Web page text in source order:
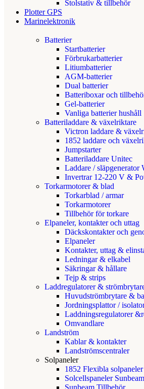
Stolstativ & tillbehör
Plotter GPS
Marinelektronik
Batterier
Startbatterier
Förbrukarbatterier
Litiumbatterier
AGM-batterier
Dual batterier
Batteriboxar och
Gel-batterier
Vanliga batterier hushåll
Batteriladdare & växelriktare
Victron laddare &
1852 laddare och
Jumpstarter
Batteriladdare Unitec
Laddare / släpgenerator
Invertrar 12-220 V &
Torkarmotorer & blad
Torkarblad / armar
Torkarmotorer
Tillbehör för torkare
Elpaneler, kontakter och uttag
Däckskontakter och
Elpaneler
Kontakter, uttag &
Ledningar & elkabel
Säkringar & hållare
Tejp & strips
Laddregulatorer &
Huvudströmbrytare &
Jordningsplattor /
Laddningsregulatorer
Omvandlare
Landström
Kablar & kontakter
Landströmscentraler
Solpaneler
1852 Flexibla solpaneler
Solcellspaneler
Sunbeam Tillbehör